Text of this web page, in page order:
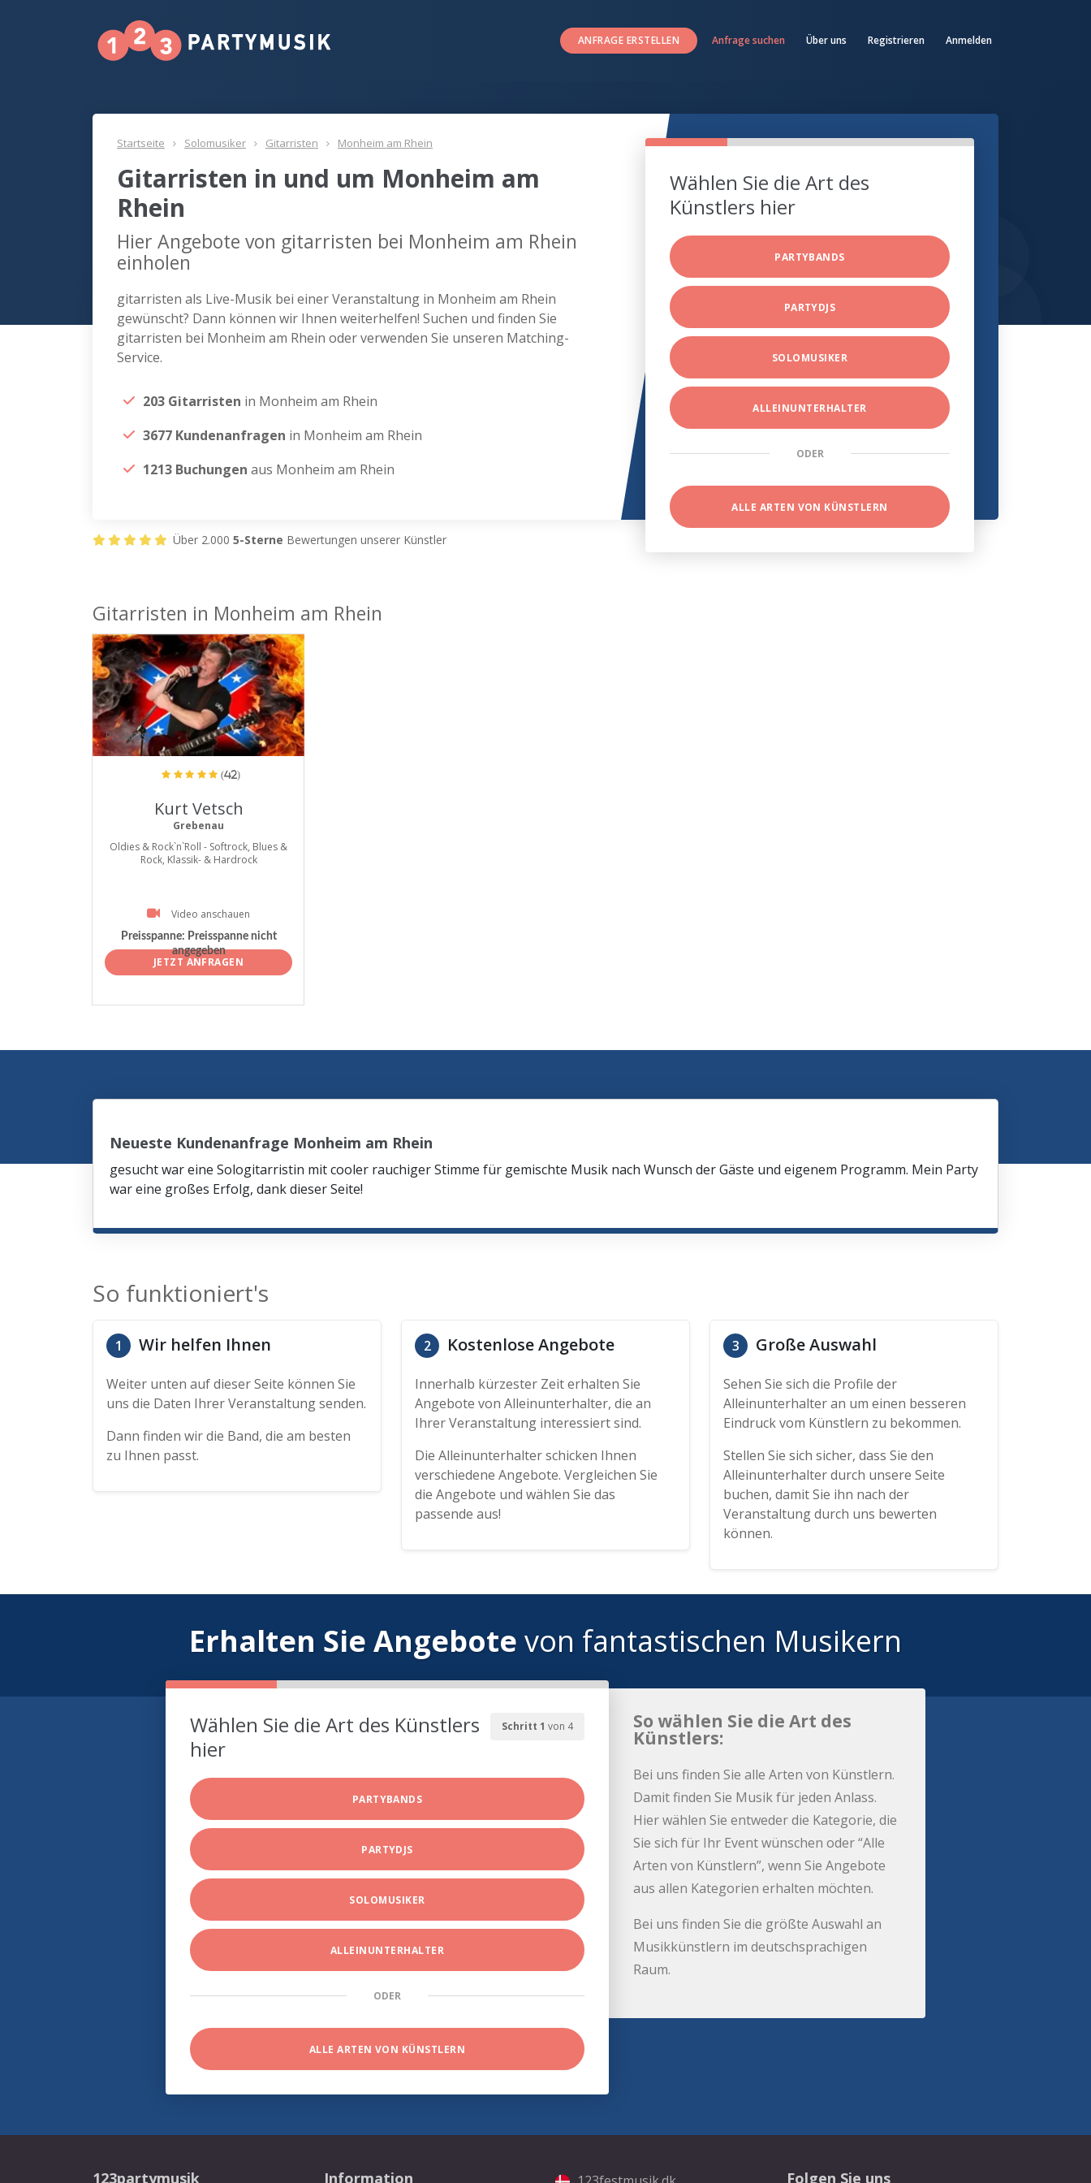
ANFRAGE ERSTELLEN Anfrage suchen Über uns Registrieren Anmelden
Startseite Solomusiker Gitarristen Monheim am Rhein
Gitarristen in und um Monheim am
Rhein
Hier Angebote von gitarristen bei Monheim am Rhein
einholen
gitarristen als Live-Musik bei einer Veranstaltung in Monheim am Rhein
gewünscht? Dann können wir Ihnen weiterhelfen! Suchen und finden Sie
gitarristen bei Monheim am Rhein oder verwenden Sie unseren Matching-
Service.
203 Gitarristen in Monheim am Rhein
3677 Kundenanfragen in Monheim am Rhein
1213 Buchungen aus Monheim am Rhein
Wählen Sie die Art des
Künstlers hier
PARTYBANDS
PARTYDJS
SOLOMUSIKER
ALLEINUNTERHALTER
ODER
ALLE ARTEN VON KÜNSTLERN
Über 2.000 5-Sterne Bewertungen unserer Künstler
Gitarristen in Monheim am Rhein
ProArtist
(42)
Kurt Vetsch
Grebenau
Oldies & Rock`n`Roll - Softrock, Blues &
Rock, Klassik- & Hardrock
Video anschauen
Preisspanne: Preisspanne nicht
angegeben
JETZT ANFRAGEN
Neueste Kundenanfrage Monheim am Rhein
gesucht war eine Sologitarristin mit cooler rauchiger Stimme für gemischte Musik nach Wunsch der Gäste und eigenem Programm. Mein Party
war eine großes Erfolg, dank dieser Seite!
So funktioniert's
1 Wir helfen Ihnen
Weiter unten auf dieser Seite können Sie
uns die Daten Ihrer Veranstaltung senden.
Dann finden wir die Band, die am besten
zu Ihnen passt.
2 Kostenlose Angebote
Innerhalb kürzester Zeit erhalten Sie
Angebote von Alleinunterhalter, die an
Ihrer Veranstaltung interessiert sind.
Die Alleinunterhalter schicken Ihnen
verschiedene Angebote. Vergleichen Sie
die Angebote und wählen Sie das
passende aus!
3 Große Auswahl
Sehen Sie sich die Profile der
Alleinunterhalter an um einen besseren
Eindruck vom Künstlern zu bekommen.
Stellen Sie sich sicher, dass Sie den
Alleinunterhalter durch unsere Seite
buchen, damit Sie ihn nach der
Veranstaltung durch uns bewerten
können.
Erhalten Sie Angebote von fantastischen Musikern
Schritt 1 von 4
Wählen Sie die Art des Künstlers
hier
PARTYBANDS
PARTYDJS
SOLOMUSIKER
ALLEINUNTERHALTER
ODER
ALLE ARTEN VON KÜNSTLERN
So wählen Sie die Art des
Künstlers:
Bei uns finden Sie alle Arten von Künstlern.
Damit finden Sie Musik für jeden Anlass.
Hier wählen Sie entweder die Kategorie, die
Sie sich für Ihr Event wünschen oder “Alle
Arten von Künstlern”, wenn Sie Angebote
aus allen Kategorien erhalten möchten.
Bei uns finden Sie die größte Auswahl an
Musikkünstlern im deutschsprachigen
Raum.
123partymusik Information Folgen Sie uns